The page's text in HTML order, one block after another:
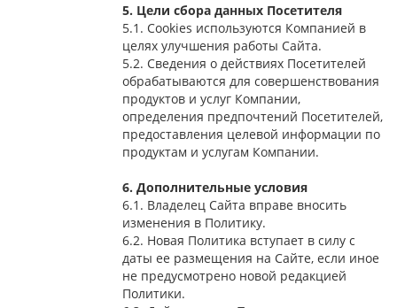
5. Цели сбора данных Посетителя
5.1. Cookies используются Компанией в
целях улучшения работы Сайта.
5.2. Сведения о действиях Посетителей
обрабатываются для совершенствования
продуктов и услуг Компании,
определения предпочтений Посетителей,
предоставления целевой информации по
продуктам и услугам Компании.
6. Дополнительные условия
6.1. Владелец Сайта вправе вносить
изменения в Политику.
6.2. Новая Политика вступает в силу с
даты ее размещения на Сайте, если иное
не предусмотрено новой редакцией
Политики.